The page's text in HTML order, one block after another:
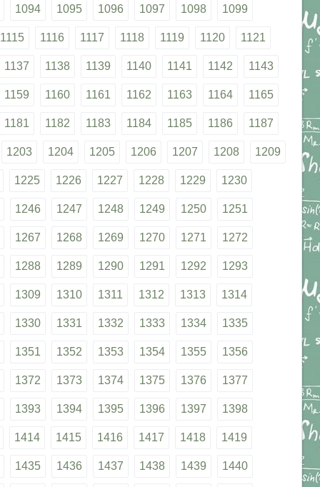
1094 1095 1096 1097 1098 1099
1115 1116 1117 1118 1119 1120 1121
1137 1138 1139 1140 1141 1142 1143
1159 1160 1161 1162 1163 1164 1165
1181 1182 1183 1184 1185 1186 1187
1203 1204 1205 1206 1207 1208 1209
1225 1226 1227 1228 1229 1230
1246 1247 1248 1249 1250 1251
1267 1268 1269 1270 1271 1272
1288 1289 1290 1291 1292 1293
1309 1310 1311 1312 1313 1314
1330 1331 1332 1333 1334 1335
1351 1352 1353 1354 1355 1356
1372 1373 1374 1375 1376 1377
1393 1394 1395 1396 1397 1398
1414 1415 1416 1417 1418 1419
1435 1436 1437 1438 1439 1440